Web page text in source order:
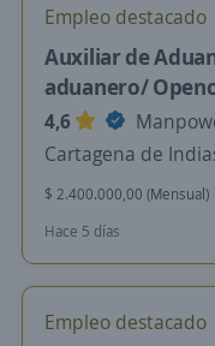
Empleo destacado
Auxiliar de
aduanero/
4,6
Cartagena de
$ 2.400.000,00 (Mensual)
Hace 5 días
Empleo destacado